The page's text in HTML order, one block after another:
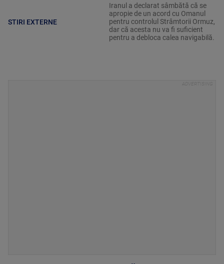
STIRI EXTERNE
Iranul a declarat sâmbătă că se
apropie de un acord cu Omanul
pentru controlul Strâmtorii Ormuz,
dar că acesta nu va fi suficient
pentru a debloca calea navigabilă.